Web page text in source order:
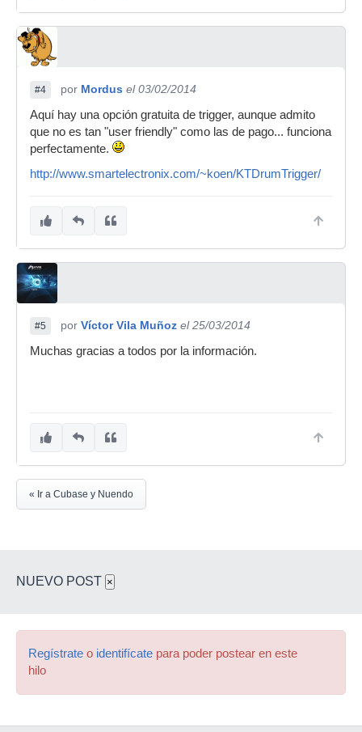
#4 por Mordus el 03/02/2014
Aquí hay una opción gratuita de trigger, aunque admito
que no es tan "user friendly" como las de pago... funciona
perfectamente.
http://www.smartelectronix.com/~koen/KTDrumTrigger/
#5 por Víctor Vila Muñoz el 25/03/2014
Muchas gracias a todos por la información.
« Ir a Cubase y Nuendo
NUEVO POST ×
Regístrate o identifícate para poder postear en este
hilo